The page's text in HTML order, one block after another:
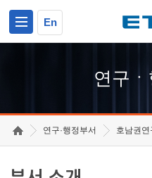
En
연구
연구·행정부서 호남권연